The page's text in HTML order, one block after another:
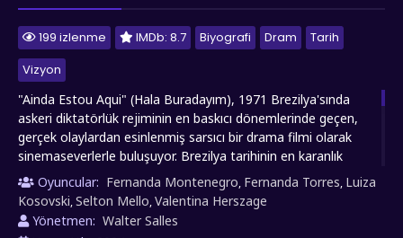
199 izlenme IMDb: 8.7 Biyografi Dram
Tarih
Vizyon
"Ainda Estou Aqui" (Hala Buradayım), 1971 Brezilya'sında
askeri diktatörlük rejiminin en baskıcı dönemlerinde geçen,
gerçek olaylardan esinlenmiş sarsıcı bir drama filmi olarak
sinemaseverlerle buluşuyor. Brezilya tarihinin en karanlık
dönemlerinden birini konu alan yapım, 1964 darbesinin
ardından ülkeyi demir yumrukla yöneten askeri cuntanın sivil
halka uyguladığı baskıları, bir annenin gözünden anlatıyor.
Eunice Paiva, politik görüşleri nedeniyle rejimin hedefi haline
Oyuncular: Fernanda Montenegro, Fernanda Torres, Luiza
Kosovski,Selton Mello,Valentina Herszage
Yönetmen: Walter Salles